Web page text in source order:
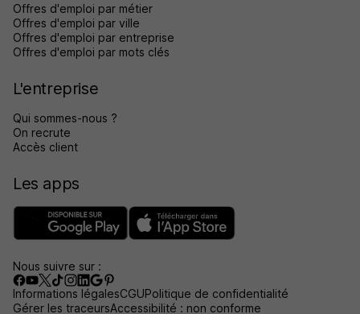
Offres d'emploi par métier
Offres d'emploi par ville
Offres d'emploi par entreprise
Offres d'emploi par mots clés
L'entreprise
Qui sommes-nous ?
On recrute
Accès client
Les apps
Nous suivre sur :
Informations légalesCGUPolitique de confidentialité
Gérer les traceursAccessibilité : non conforme